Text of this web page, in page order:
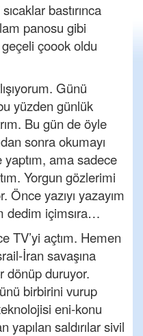
bastırınca
panosu gibi
geçeli çoook oldu
Günü
yüzden günlük
Bu gün de öyle
sonra okumayı
yaptım, ama sadece
Yorgun gözlerimi
yazıyı yazayım
dedim içimsıra…
TV’yi açtım. Hemen
İran savaşına
dönüp duruyor.
birbirini vurup
eni-konu
saldırılar sivil